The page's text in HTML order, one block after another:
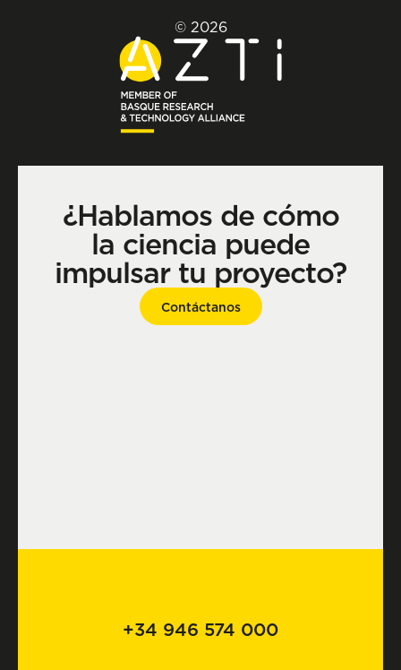
© 2026
¿Hablamos de cómo
la ciencia puede
impulsar tu proyecto?
Contáctanos
+34 946 574 000